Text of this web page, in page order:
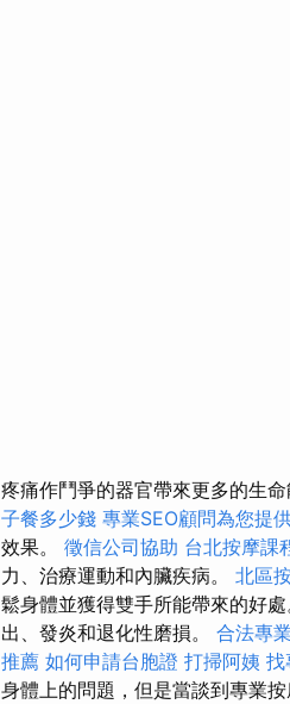
疼痛作鬥爭的器官帶來更多的生
子餐多少錢 專業SEO顧問為您提
效果。 徵信公司協助 台北按摩課
力、治療運動和內臟疾病。 北區
鬆身體並獲得雙手所能帶來的好
出、發炎和退化性磨損。 合法專
推薦 如何申請台胞證 打掃阿姨 找
身體上的問題，但是當談到專業